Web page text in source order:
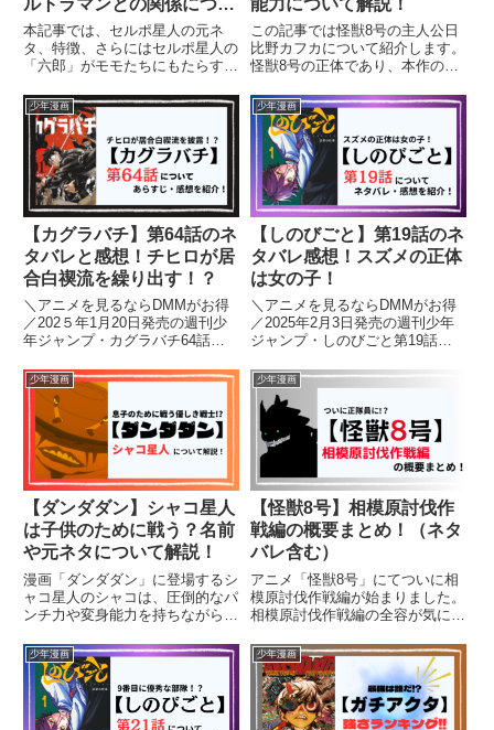
て解説！（ネタバレ）
本記事では、セルポ星人の元ネ
タ、特徴、さらにはセルポ星人の
「六郎」がモモたちにもたらす影
さらに、セルポ六郎がどのように
してモモたちと協力し、物語の展
開にどんな影響を与えているのか
も紹介します。ダンダダンの魅力
を...
この記事では怪獣8号の主人公日
比野カフカについて紹介します。
怪獣8号の正体であり、本作の主
説します。（ネタバレ含む）
少年漫画
【カグラバチ】第64話のネ
タバレと感想！チヒロが居
合白禊流を繰り出す！？
＼アニメを見るならDMMがお得
／202５年1月20日発売の週刊少
年ジャンプ・カグラバチ64話に
どころやあらすじ、感想を紹介し
ます。【カグラバチ】を読むのが
オススメの人はこちら！・王道ジ
ャンプ・ダークファンタジー...
少年漫画
【しのびごと】第19話のネ
タバレ感想！スズメの正体
は女の子！
＼アニメを見るならDMMがお得
／2025年2月3日発売の週刊少年
ジャンプ・しのびごと第19話に
どころやあらすじ、感想を紹介し
ます。【しのびごと】を読むのが
オススメの人はこちら！・王道少
年漫画・忍者系・主人公ちょ...
少年漫画
【ダンダダン】シャコ星人
は子供のために戦う？名前
や元ネタについて解説！
漫画「ダンダダン」に登場するシ
ャコ星人のシャコは、圧倒的なパ
ンチ力や変身能力を持ちながら
めに働いています。この記事で
は、シャコ星人の基本情報や能
力、物語の展開、さらには元ネタ
を徹底解説します！この記事でわ
かるこ...
少年漫画
【怪獣8号】相模原討伐作
戦編の概要まとめ！（ネタ
バレ含む）
アニメ「怪獣8号」にてついに相
模原討伐作戦編が始まりました。
相模原討伐作戦編の全容が気にな
ろを紹介します！
少年漫画 少年漫画